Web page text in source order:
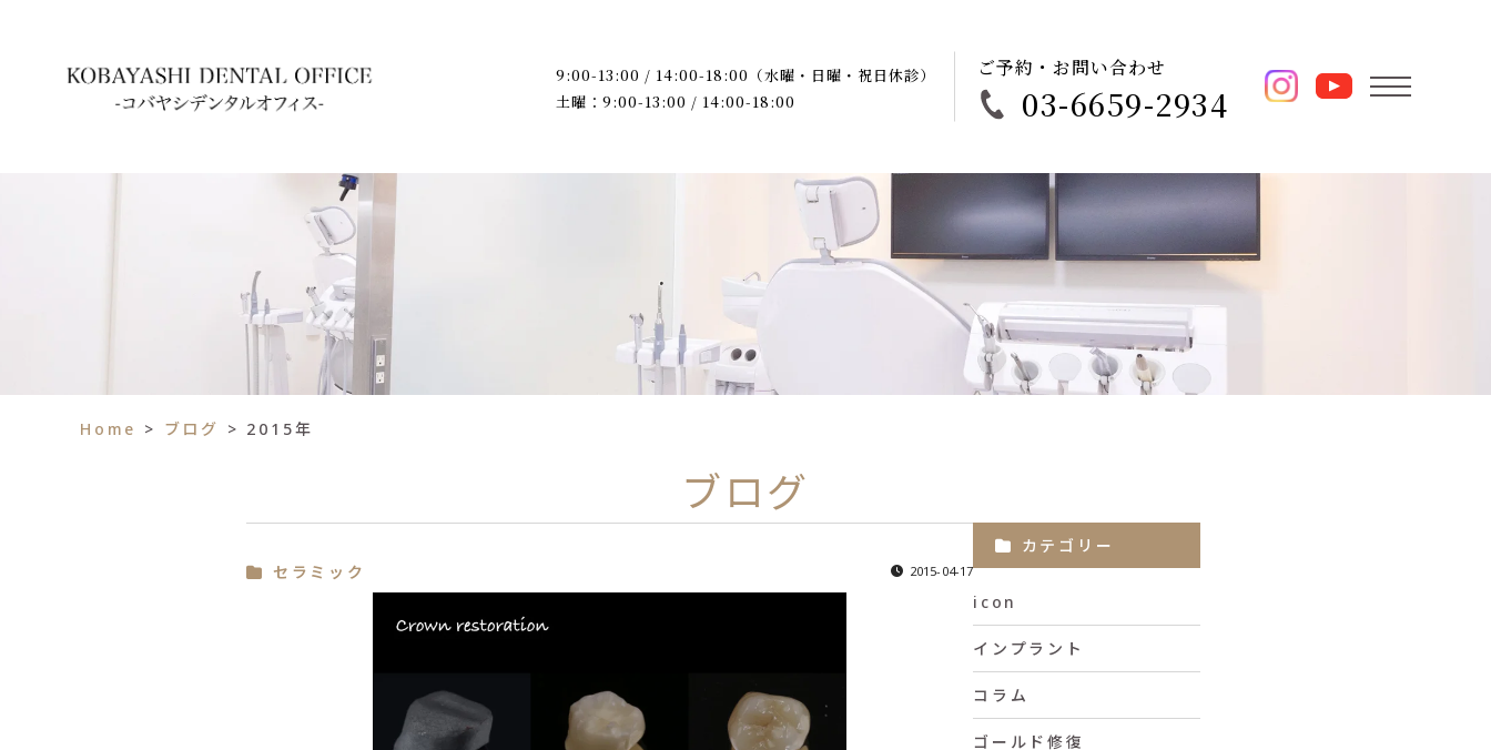
9:00-13:00 / 14:00-18:00（水曜・日曜・祝日休診）
土曜：9:00-13:00 / 14:00-18:00
ご予約・お問い合わせ
03-6659-2934
Home > ブログ > 2015年
ブログ
セラミック 2015-04-17
カテゴリー
icon
インプラント
コラム
ゴールド修復